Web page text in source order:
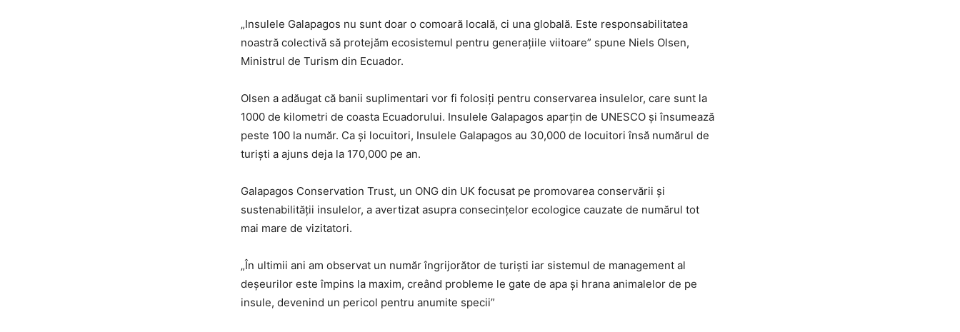
„Insulele Galapagos nu sunt doar o comoară locală, ci una globală. Este responsabilitatea
noastră colectivă să protejăm ecosistemul pentru generațiile viitoare” spune Niels Olsen,
Ministrul de Turism din Ecuador.
Olsen a adăugat că banii suplimentari vor fi folosiți pentru conservarea insulelor, care sunt la
1000 de kilometri de coasta Ecuadorului. Insulele Galapagos aparțin de UNESCO și însumează
peste 100 la număr. Ca și locuitori, Insulele Galapagos au 30,000 de locuitori însă numărul de
turiști a ajuns deja la 170,000 pe an.
Galapagos Conservation Trust, un ONG din UK focusat pe promovarea conservării și
sustenabilității insulelor, a avertizat asupra consecințelor ecologice cauzate de numărul tot
mai mare de vizitatori.
„În ultimii ani am observat un număr îngrijorător de turiști iar sistemul de management al
deșeurilor este împins la maxim, creând probleme le gate de apa și hrana animalelor de pe
insule, devenind un pericol pentru anumite specii”